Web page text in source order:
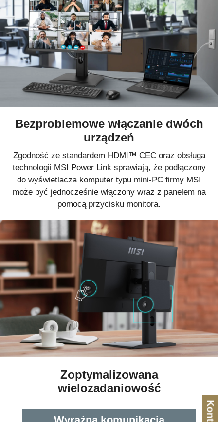
Bezproblemowe włączanie dwóch
urządzeń
Zgodność ze standardem HDMI™ CEC oraz obsługa
technologii MSI Power Link sprawiają, że podłączony
do wyświetlacza komputer typu mini-PC firmy MSI
może być jednocześnie włączony wraz z panelem na
pomocą przycisku monitora.
Zoptymalizowana
wielozadaniowość